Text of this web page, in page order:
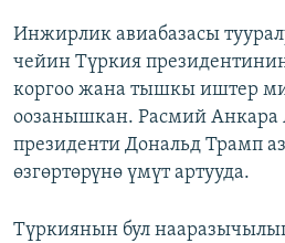
Инжирлик авиабазасы
чейин Түркия
коргоо жана тышкы иштер
оозанышкан. Расмий
президенти Дональд Трамп
өзгөртөрүнө үмүт артууда.
Түркиянын бул